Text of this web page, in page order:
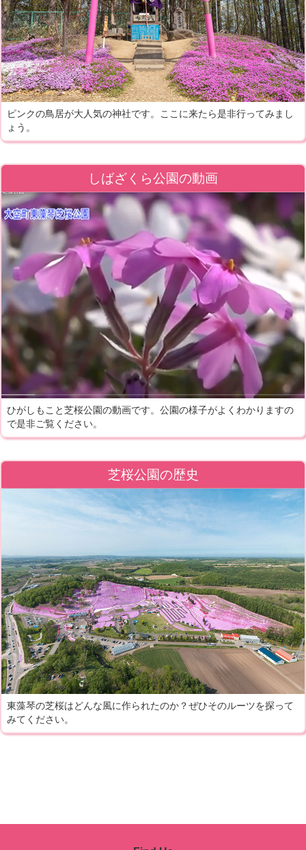
ピンクの鳥居が大人気の神社です。ここに来たら是非行ってみまし
ょう。
しばざくら公園の動画
ひがしもこと芝桜公園の動画です。公園の様子がよくわかりますの
で是非ご覧ください。
芝桜公園の歴史
東藻琴の芝桜はどんな風に作られたのか？ぜひそのルーツを探って
みてください。